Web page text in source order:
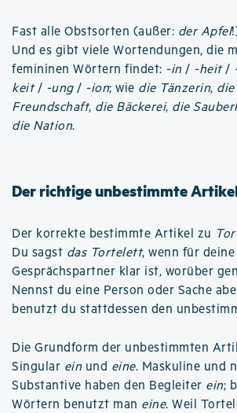
Fast alle Obstsorten (außer: der Apfel
Und es gibt viele Wortendungen, die
femininen Wörtern findet: -in / -heit/
keit/ -ung/ -ion; wie die Tänzerin,
Freundschaft, die Bäckerei, die
die Nation.
Der richtige unbestimmte
Der korrekte bestimmte Artikel zu
Du sagst das Tortelett, wenn für deine
Gesprächspartner klar ist, worüber
Nennst du eine Person oder Sache
benutzt du stattdessen den
Die Grundform der unbestimmten
Singular ein und eine. Maskuline und
Substantive haben den Begleiter ein;
Wörtern benutzt man eine. Weil